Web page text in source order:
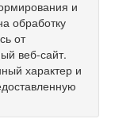
и
обработку
от
веб-сайт.
характер и